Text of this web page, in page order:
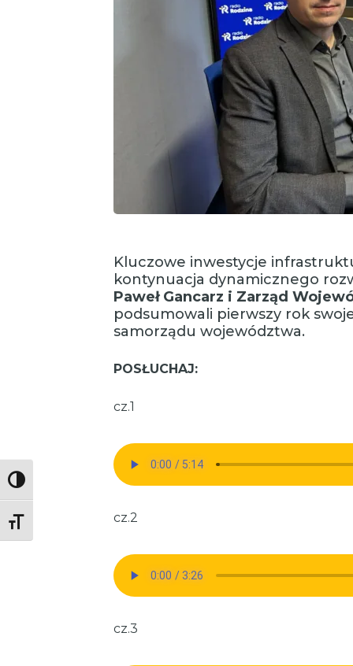
Toggle High Contrast
Toggle Font size
Kluczowe inwestycje
kontynuacja dynamicznego
Paweł Gancarz i Zarząd
podsumowali pierwszy rok
samorządu województwa.
POSŁUCHAJ:
cz.1
cz.2
cz.3